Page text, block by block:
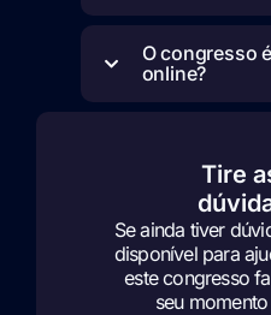
O congresso
online?
Tire
Se ainda tiver
disponível para
este congresso
seu